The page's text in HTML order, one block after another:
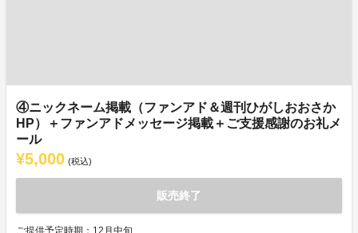
④ニックネーム掲載（ファンアド＆週刊ひがしおおさか
HP）＋ファンアドメッセージ掲載＋ご支援感謝のお礼メ
ール
¥5,000 (税込)
販売終了
ご提供予定時期：12月中旬